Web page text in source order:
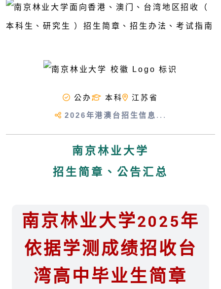
公办 本科 江苏省
2026年港澳台招生信息 ...
南京林业大学
招生简章、公告汇总
南京林业大学2025年
依据学测成绩招收台
湾高中毕业生简章